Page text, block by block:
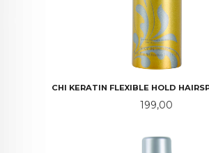
CHI KERATIN FLEXIBLE HOLD
Pris
199,00